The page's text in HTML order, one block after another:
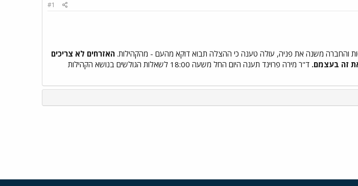
#1
והחברה משנה את פניה, עולה טענה כי ההצלה תבוא דוקא מהעם - מהקהילות. האזרחים לא צריכים
זה בעצמם.
ד"ר מירה פרוינד תענה היום החל משעה 18:00 לשאלות הגולשים בנושא הקהילות